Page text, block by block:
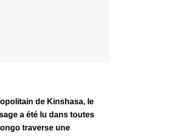
de Kinshasa, le
a été lu dans toutes
traverse une